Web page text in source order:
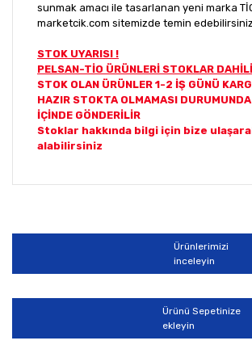
sunmak amacı ile tasarlanan yeni marka
marketcik.com sitemizde temin
STOK UYARISI !
PELSAN-TİO ÜRÜNLERİ STOKLAR
STOK OLAN ÜRÜNLER 1-2 İŞ GÜNÜ
HAZIR STOKTA OLMAMASI
İÇİNDE GÖNDERİLİR
Stoklar hakkında bilgi için bize
alabilirsiniz
Yorum Yaz
Bu ürünün fiyat bilgisi, resim, ürün
Görüş ve önerileriniz için teşekkür
Ürün resmi kalitesiz, bozuk veya
Ürün açıklamasında eksik bilgiler
Ürün bilgilerinde hatalar bulunuyor.
Ürün fiyatı diğer sitelerden daha pahalı.
Ürünlerimizi
inceleyin
Ürünü Sepetinize
ekleyin